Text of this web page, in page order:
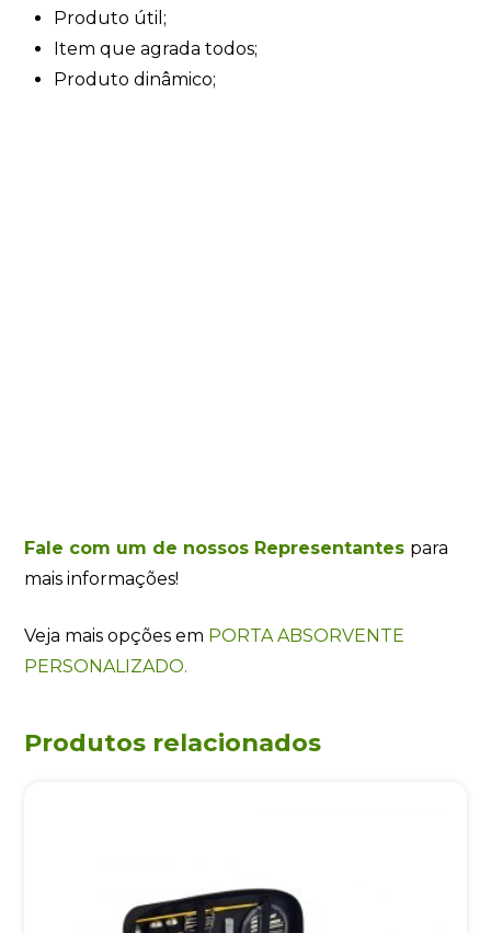
Produto útil;
Item que agrada todos;
Produto dinâmico;
Fale com um de nossos Representantes para
mais informações!
Veja mais opções em PORTA ABSORVENTE
PERSONALIZADO.
Produtos relacionados